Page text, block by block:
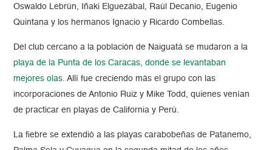
Oswaldo Lebrún, Iñaki Elguezábal, Raúl Decanio, Eugenio
Quintana y los hermanos Ignacio y Ricardo Combellas.
Del club cercano a la población de Naiguatá se mudaron a la
playa de la Punta de los Caracas, donde se levantaban
mejores olas. Allí fue creciendo más el grupo con las
incorporaciones de Antonio Ruiz y Mike Todd, quienes venían
de practicar en playas de California y Perú.
La fiebre se extendió a las playas carabobeñas de Patanemo,